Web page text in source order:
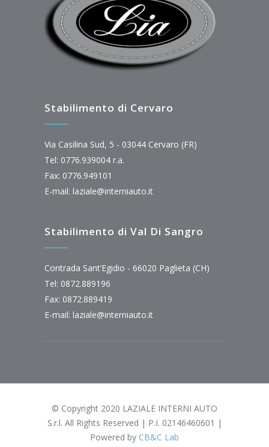
Stabilimento di Cervaro
Via Casilina Sud, 5 - 03044 Cervaro (FR)
Tel: 0776.939004 r.a.
Fax: 0776.949101
E-mail: laziale@interniauto.it
Stabilimento di Val Di Sangro
Contrada Sant’Egidio - 66020 Paglieta (CH)
Tel: 0872.889196
Fax: 0872.889419
E-mail: laziale@interniauto.it
© Copyright 2020 LAZIALE INTERNI AUTO
S.r.l. All Rights Reserved | P.I. 02146460601 |
Powered by CB&C Lab